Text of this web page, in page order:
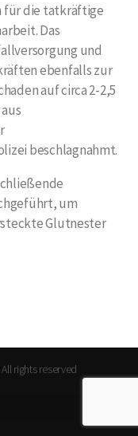
für die tatkräftige
Das
und
ebenfalls zur
auf circa 2-2,5
beschlagnahmt.
um
Glutnester
rights reserved